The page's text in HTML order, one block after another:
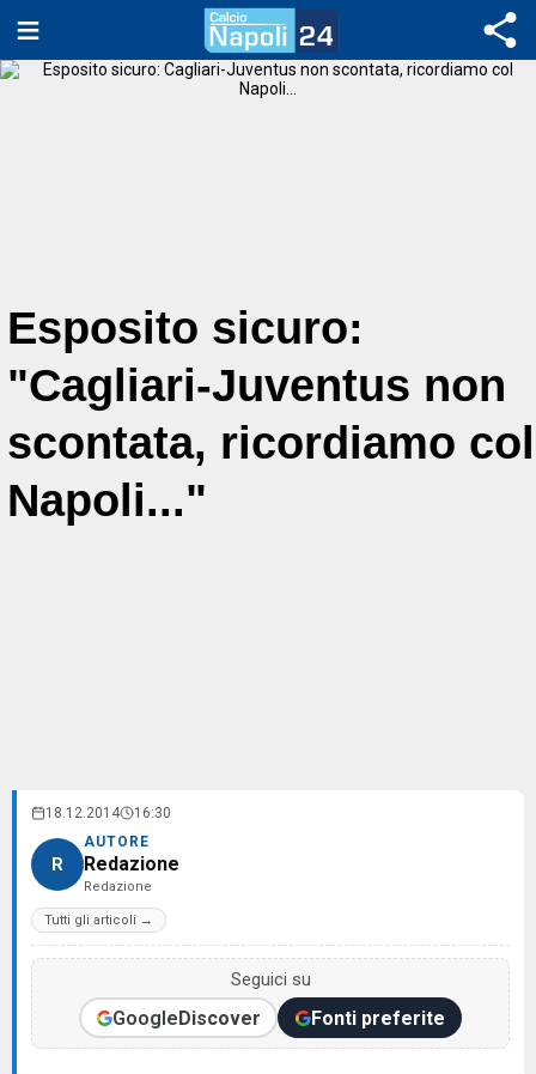
Esposito sicuro:
"Cagliari-Juventus non
scontata, ricordiamo col
Napoli..."
18.12.2014 16:30
R
AUTORE
Redazione
Redazione
Tutti gli articoli →
Seguici su
GoogleDiscover Fonti preferite